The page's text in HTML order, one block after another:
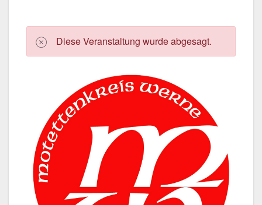
Die­se Ver­an­stal­tung wur­de abge­sagt.